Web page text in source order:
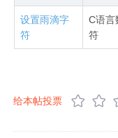
设置雨滴字
符
C语言
符
给本帖投票